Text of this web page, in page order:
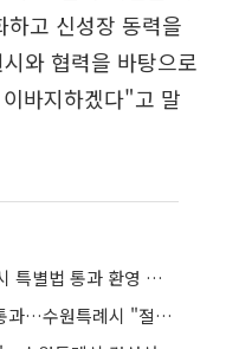
고 신성장 동력을
와 협력을 바탕으로
바지하겠다"고 말
이재준 수원특례시장, 국회서 특례시 특별법 통과 환영 기자회견…"체감하는 변화 만들겠다"
'특례시 지원 특별법' 국회 본회의 통과…수원특례시 "절반의 성공, 절반의 아쉬움"